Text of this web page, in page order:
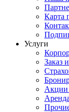
Карта
Услуги
Заказ
Акции